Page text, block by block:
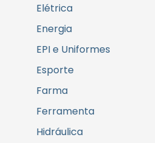
Elétrica
Energia
EPI e Uniformes
Esporte
Farma
Ferramenta
Hidráulica